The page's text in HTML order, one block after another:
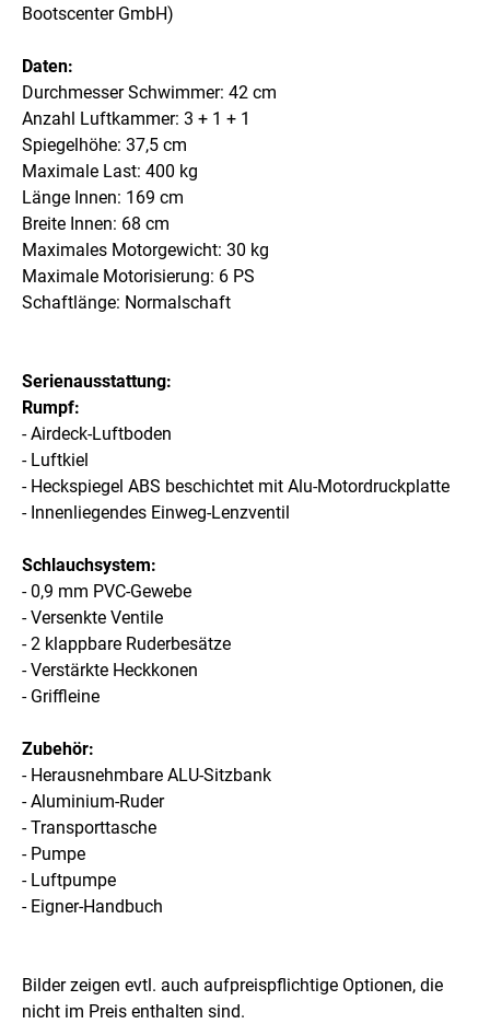
Bootscenter GmbH)
Daten:
Durchmesser Schwimmer: 42 cm
Anzahl Luftkammer: 3 + 1 + 1
Spiegelhöhe: 37,5 cm
Maximale Last: 400 kg
Länge Innen: 169 cm
Breite Innen: 68 cm
Maximales Motorgewicht: 30 kg
Maximale Motorisierung: 6 PS
Schaftlänge: Normalschaft
Serienausstattung:
Rumpf:
- Airdeck-Luftboden
- Luftkiel
- Heckspiegel ABS beschichtet mit Alu-Motordruckplatte
- Innenliegendes Einweg-Lenzventil
Schlauchsystem:
- 0,9 mm PVC-Gewebe
- Versenkte Ventile
- 2 klappbare Ruderbesätze
- Verstärkte Heckkonen
- Griffleine
Zubehör:
- Herausnehmbare ALU-Sitzbank
- Aluminium-Ruder
- Transporttasche
- Pumpe
- Luftpumpe
- Eigner-Handbuch
Bilder zeigen evtl. auch aufpreispflichtige Optionen, die
nicht im Preis enthalten sind.